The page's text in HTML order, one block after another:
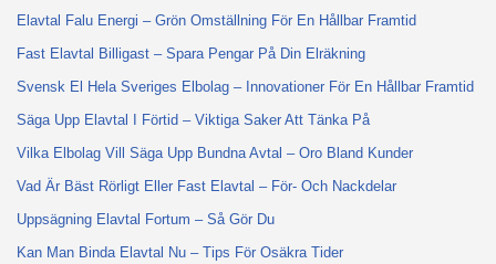
Elavtal Falu Energi – Grön Omställning För En Hållbar Framtid
Fast Elavtal Billigast – Spara Pengar På Din Elräkning
Svensk El Hela Sveriges Elbolag – Innovationer För En Hållbar Framtid
Säga Upp Elavtal I Förtid – Viktiga Saker Att Tänka På
Vilka Elbolag Vill Säga Upp Bundna Avtal – Oro Bland Kunder
Vad Är Bäst Rörligt Eller Fast Elavtal – För- Och Nackdelar
Uppsägning Elavtal Fortum – Så Gör Du
Kan Man Binda Elavtal Nu – Tips För Osäkra Tider